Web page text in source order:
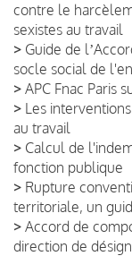
contre le
sexistes au travail
> Guide de
socle social de
> APC Fnac Paris
> Les
au travail
> Calcul de
fonction publique
> Rupture
territoriale, un
> Accord de
direction de